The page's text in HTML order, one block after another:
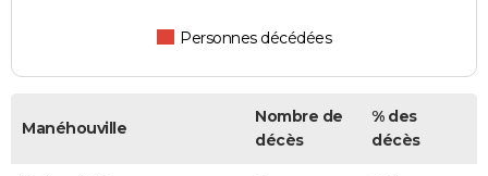
Personnes décédées
Manéhouville
Nombre de
décès
% des
décès